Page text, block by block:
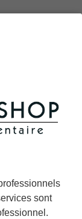
stock !
sont